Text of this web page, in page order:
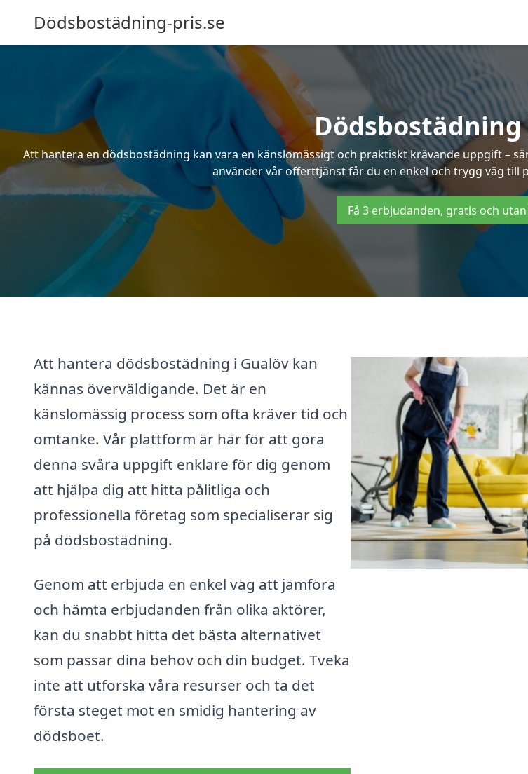
Dödsbostädning-pris.se
Dödsbostädning
Att hantera en dödsbostädning kan vara en känslomässigt och praktiskt krävande uppgift –
använder vår offerttjänst får du en enkel och trygg väg till
Få 3 erbjudanden, gratis och
Att hantera dödsbostädning i Gualöv kan
kännas överväldigande. Det är en
känslomässig process som ofta kräver tid och
omtanke. Vår plattform är här för att göra
denna svåra uppgift enklare för dig genom
att hjälpa dig att hitta pålitliga och
professionella företag som specialiserar sig
på dödsbostädning.
Genom att erbjuda en enkel väg att jämföra
och hämta erbjudanden från olika aktörer,
kan du snabbt hitta det bästa alternativet
som passar dina behov och din budget. Tveka
inte att utforska våra resurser och ta det
första steget mot en smidig hantering av
dödsboet.